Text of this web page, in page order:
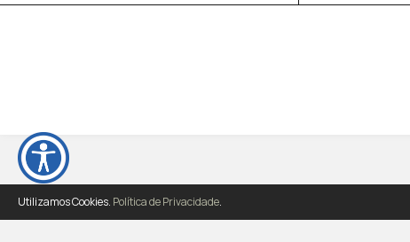
Utilizamos Cookies. Política de Privacidade.